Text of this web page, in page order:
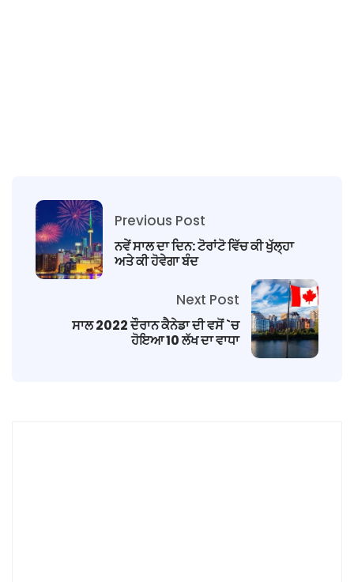
Previous Post
ਨਵੇਂ ਸਾਲ ਦਾ ਦਿਨ: ਟੋਰਾਂਟੋ ਵਿੱਚ ਕੀ ਖੁੱਲ੍ਹਾ
ਅਤੇ ਕੀ ਹੋਵੇਗਾ ਬੰਦ
Next Post
ਸਾਲ 2022 ਦੌਰਾਨ ਕੈਨੇਡਾ ਦੀ ਵਸੋਂ `ਚ
ਹੋਇਆ 10 ਲੱਖ ਦਾ ਵਾਧਾ